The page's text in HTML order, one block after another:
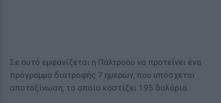
Σε αυτό εμφανίζεται η Πάλτροου να προτείνει ένα
πρόγραμμα διατροφής 7 ημερών, που υπόσχεται
αποτοξίνωση, το οποίο κοστίζει 195 δολάρια.